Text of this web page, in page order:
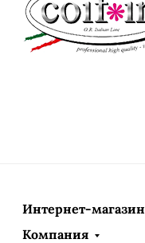
Интернет-магазин
Компания